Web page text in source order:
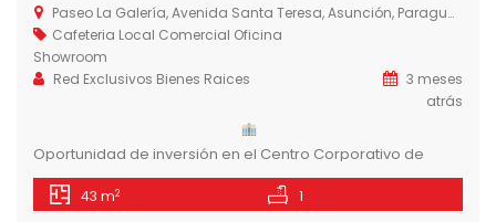
Paseo La Galería, Avenida Santa Teresa, Asunción, Paraguay
Cafeteria Local Comercial Oficina
Showroom
Red Exclusivos Bienes Raices
3 meses
atrás
Oportunidad de inversión en el Centro Corporativo de
Asunción Inmueble en venta de 43 m², ubicado a pasos de
Shopping del Sol y Paseo La Galería, en el principal eje
43 m2 1